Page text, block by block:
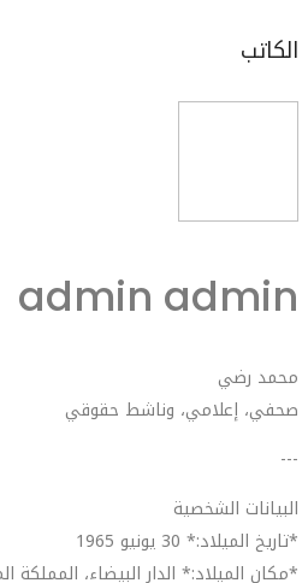
الكاتب
admin admin
محمد رضي
صحفي، إعلامي، وناشط حقوقي
---
البيانات الشخصية
*تاريخ الميلاد:* 30 يونيو 1965
*مكان الميلاد:* الدار البيضاء، المملكة